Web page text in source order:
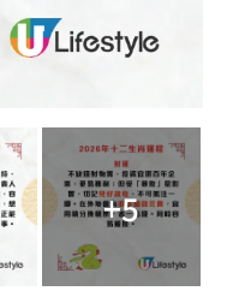
+5